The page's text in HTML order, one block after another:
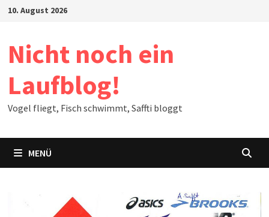
Zum10. August 2026
Nicht noch ein
Laufblog!
Vogel fliegt, Fisch schwimmt, Saffti bloggt
MENÜ